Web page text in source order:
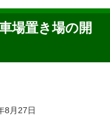
場置き場の開
月27日